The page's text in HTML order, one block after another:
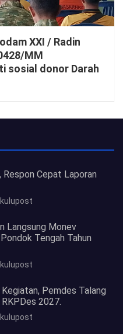
XXI / Radin
MM
sosial donor Darah
Respon Cepat Laporan
Langsung Monev
Tengah Tahun
Pemdes Talang
2027.